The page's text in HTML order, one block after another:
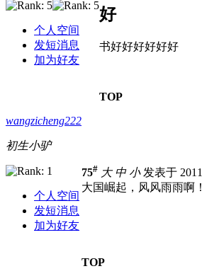
个人空间
发短消息
加为好友
好
书好好好好好好
TOP
wangzicheng222
初生小驴
个人空间
发短消息
加为好友
75# 大 中 小发表于
大国崛起，风风雨雨啊！
TOP